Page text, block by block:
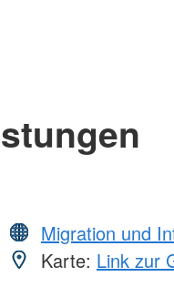
Migration und
Karte: Link zur